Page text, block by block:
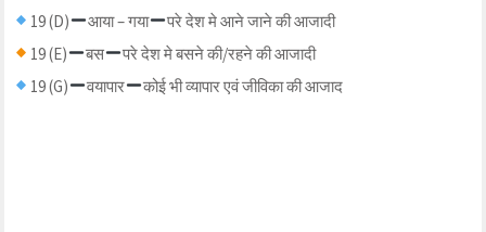
19 (D)
आया – गया
परे देश मे आने जाने की आजादी
19 (E)
बस
परे देश मे बसने की/रहने की आजादी
19 (G)
वयापार कोई भी व्यापार एवं जीविका की आजाद